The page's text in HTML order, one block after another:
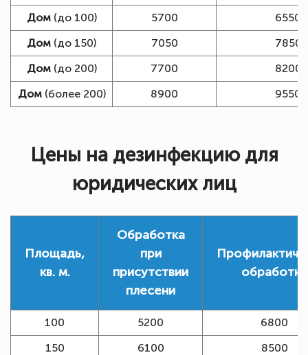
Дом(до 100) 5700
6550
Дом (до 150) 7050
7850
Дом(до 200) 7700
8200
Дом(более 200) 8900 9550
Цены на дезинфекцию для
юридических лиц
Площадь,
кв. м.
Обработка
при
присутствии
плесени
обработка
100 5200
6800
150
6100
8500